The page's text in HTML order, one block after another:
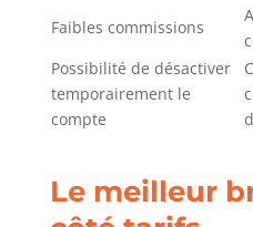
Faibles commissions
Possibilité de désactiver
temporairement le
compte
Le meilleur